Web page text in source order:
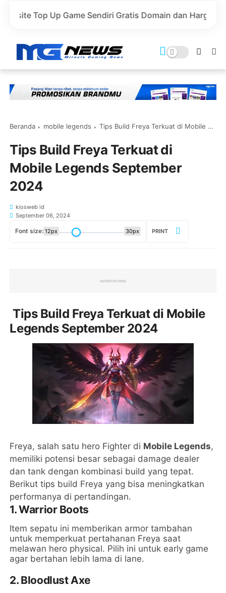
Game Sendiri Gratis Domain dan Harga Lebih Murah!
Beranda mobile legends Tips Build Freya Terkuat di Mobile Legends September 2024
Tips Build Freya Terkuat di
Mobile Legends September
2024
kiosweb id
September 06, 2024
Font size: 12px 30px PRINT
Tips Build Freya Terkuat di Mobile
Legends September 2024
Freya, salah satu hero Fighter di Mobile Legends,
memiliki potensi besar sebagai damage dealer
dan tank dengan kombinasi build yang tepat.
Berikut tips build Freya yang bisa meningkatkan
performanya di pertandingan.
1.Warrior Boots
Item sepatu ini memberikan armor tambahan
untuk memperkuat pertahanan Freya saat
melawan hero physical. Pilih ini untuk early game
agar bertahan lebih lama di lane.
2. Bloodlust Axe